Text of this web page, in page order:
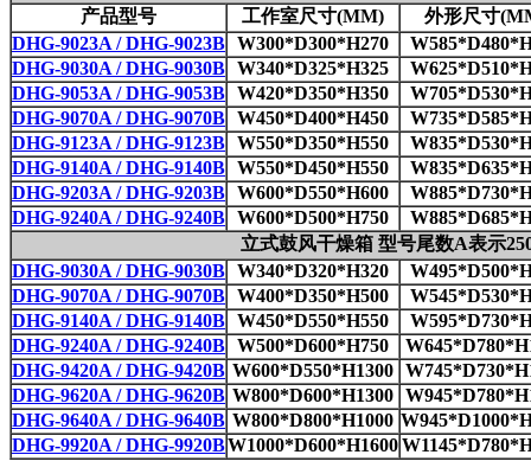
产品型号
工作室尺寸(MM)
外形尺寸
DHG-9023A / DHG-9023B W300*D300*H270
DHG-9030A / DHG-9030B W340*D325*H325
DHG-9053A / DHG-9053B W420*D350*H350
DHG-9070A / DHG-9070B W450*D400*H450
DHG-9123A / DHG-9123B W550*D350*H550
DHG-9140A / DHG-9140B W550*D450*H550
DHG-9203A / DHG-9203B W600*D550*H600
DHG-9240A / DHG-9240B W600*D500*H750
立式鼓风干燥箱 型号尾数A表示
DHG-9030A / DHG-9030B W340*D320*H320
DHG-9070A / DHG-9070B W400*D350*H500
DHG-9140A / DHG-9140B W450*D550*H550
DHG-9240A / DHG-9240B W500*D600*H750
DHG-9420A / DHG-9420B W600*D550*H1300
DHG-9620A / DHG-9620B W800*D600*H1300
DHG-9640A / DHG-9640B W800*D800*H1000
DHG-9920A / DHG-9920BW1000*D600*H1600